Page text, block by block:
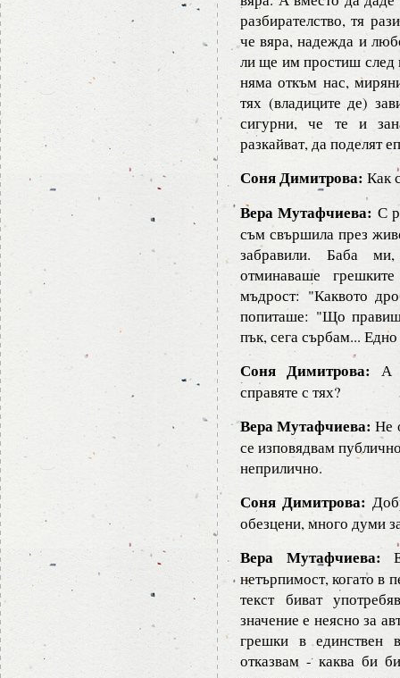
разбирателство, тя
че вяра, надежда и
ли ще им простиш след
няма откъм нас,
тях (владиците де)
сигурни, че те и
разкайват, да поделят
Соня Димитрова: Как
Вера Мутафчиева: С
съм свършила през
забравили. Баба
отминаваше
мъдрост: "Каквото
попиташе: "Що
пък, сега сърбам...
Соня Димитрова: А
справяте с тях?
Вера Мутафчиева: Не
се изповядвам
неприлично.
Соня Димитрова:
обезцени, много думи
Вера Мутафчиева:
нетърпимост, когато в
текст биват
значение е неясно за
грешки в единствен
отказвам - каква би